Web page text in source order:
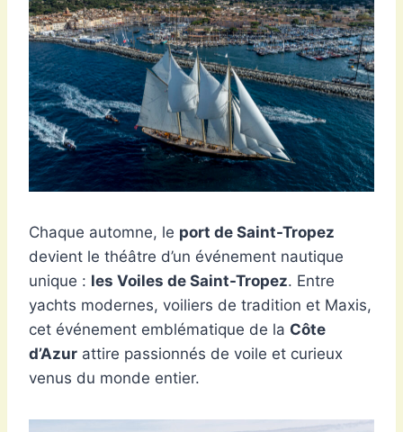
Chaque automne, le port de Saint-Tropez
devient le théâtre d’un événement nautique
unique : les Voiles de Saint-Tropez. Entre
yachts modernes, voiliers de tradition et Maxis,
cet événement emblématique de la Côte
d’Azur attire passionnés de voile et curieux
venus du monde entier.